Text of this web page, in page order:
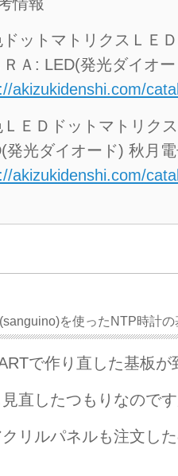
ドットマトリクスＬＥ
ＲＡ: LED(発光ダイオ
akizukidenshi.com/
ＬＥＤドットマトリク
発光ダイオード) 秋月
akizukidenshi.com/
を使ったNTP時計の
で作り直した基板
直したつもりなので
リルパネルも注文し